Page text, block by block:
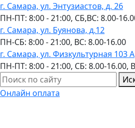
г. Самара, ул. Энтузиастов, д. 26
ПН-ПТ: 8:00 - 21:00, СБ,ВС: 8.00-
г. Самара, ул. Буянова, д.12
ПН-СБ: 8:00 - 21:00, ВС: 8.00-16.00
г. Самара, ул. Физкультурная 103 А
ПН-ПТ: 8:00 - 21:00, СБ: 8.00-
Онлайн оплата